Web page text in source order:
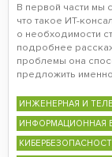
В первой части мы
что такое ИТ-
о необходимости
подробнее
проблемы она
предложить
ИНЖЕНЕРНАЯ И
ИНФОРМАЦИОННАЯ